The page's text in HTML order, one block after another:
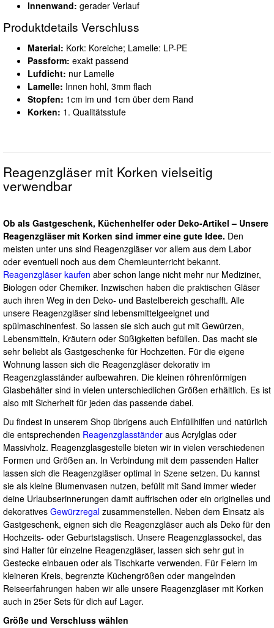
Innenwand: gerader Verlauf
Produktdetails Verschluss
Material: Kork: Koreiche; Lamelle: LP-PE
Passform: exakt passend
Lufdicht: nur Lamelle
Lamelle: Innen hohl, 3mm flach
Stopfen: 1cm im und 1cm über dem Rand
Korken: 1. Qualitätsstufe
Reagenzgläser mit Korken vielseitig
verwendbar
Ob als Gastgeschenk, Küchenhelfer oder Deko-Artikel – Unsere
Reagenzgläser mit Korken sind immer eine gute Idee. Den
meisten unter uns sind Reagenzgläser vor allem aus dem Labor
oder eventuell noch aus dem Chemieunterricht bekannt.
Reagenzgläser kaufen aber schon lange nicht mehr nur Mediziner,
Biologen oder Chemiker. Inzwischen haben die praktischen Gläser
auch ihren Weg in den Deko- und Bastelbereich geschafft. Alle
unsere Reagenzgläser sind lebensmittelgeeignet und
spülmaschinenfest. So lassen sie sich auch gut mit Gewürzen,
Lebensmitteln, Kräutern oder Süßigkeiten befüllen. Das macht sie
sehr beliebt als Gastgeschenke für Hochzeiten. Für die eigene
Wohnung lassen sich die Reagenzgläser dekorativ im
Reagenzglasständer aufbewahren. Die kleinen röhrenförmigen
Glasbehälter sind in vielen unterschiedlichen Größen erhältlich. Es ist
also mit Sicherheit für jeden das passende dabei.
Du findest in unserem Shop übrigens auch Einfüllhilfen und natürlich
die entsprechenden Reagenzglasständer aus Acrylglas oder
Massivholz. Reagenzglasgestelle bieten wir in vielen verschiedenen
Formen und Größen an. In Verbindung mit dem passenden Halter
lassen sich die Reagenzgläser optimal in Szene setzen. Du kannst
sie als kleine Blumenvasen nutzen, befüllt mit Sand immer wieder
deine Urlaubserinnerungen damit auffrischen oder ein originelles und
dekoratives Gewürzregal zusammenstellen. Neben dem Einsatz als
Gastgeschenk, eignen sich die Reagenzgläser auch als Deko für den
Hochzeits- oder Geburtstagstisch. Unsere Reagenzglassockel, das
sind Halter für einzelne Reagenzgläser, lassen sich sehr gut in
Gestecke einbauen oder als Tischkarte verwenden. Für Feiern im
kleineren Kreis, begrenzte Küchengrößen oder mangelnden
Reiseerfahrungen haben wir alle unsere Reagenzgläser mit Korken
auch in 25er Sets für dich auf Lager.
Größe und Verschluss wählen